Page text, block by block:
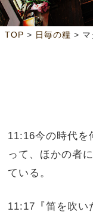
TOP > 日毎の糧 >
11:16今の時代を
って、ほかの者
ている。
11:17『笛を吹い